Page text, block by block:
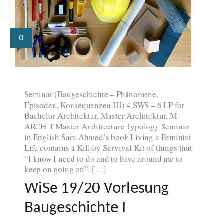
0
Seminar (Baugeschichte – Phänomene,
Episoden, Konsequenzen III) 4 SWS – 6 LP for
Bachelor Architektur, Master Architektur, M-
ARCH-T Master Architecture Typology Seminar
in English Sara Ahmed’s book Living a Feminist
Life contains a Killjoy Survival Kit of things that
“I know I need to do and to have around me to
keep on going on”. […]
WiSe 19/20 Vorlesung
Baugeschichte I